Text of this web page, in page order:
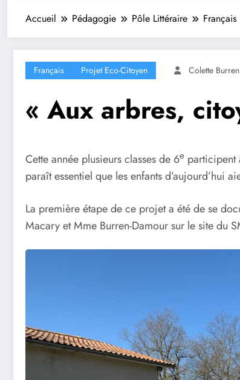
Accueil Pédagogie Pôle Littéraire Français
Français Projet Eco-Citoyen Colette
« Aux arbres,
Cette année plusieurs classes de 6e participent
paraît essentiel que les enfants d’aujourd’hui
La première étape de ce projet a été de se
Macary et Mme Burren-Damour sur le site du